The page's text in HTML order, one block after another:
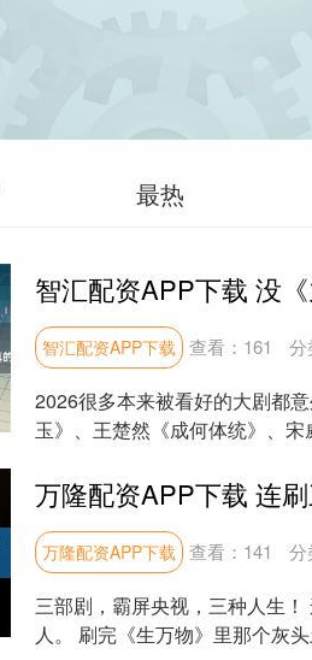
最热
智汇配资APP下载 查看： 161 分
2026很多本来被看好的大剧都
玉》、王楚然《成何体统》、
万隆配资APP下载 查看： 141 分
三部剧，霸屏央视，三种人生
人。 刷完《生万物》里那个灰